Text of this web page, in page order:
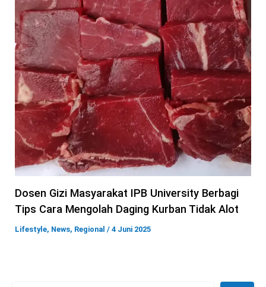
Dosen Gizi Masyarakat IPB University Berbagi
Tips Cara Mengolah Daging Kurban Tidak Alot
Lifestyle, News, Regional / 4 Juni 2025